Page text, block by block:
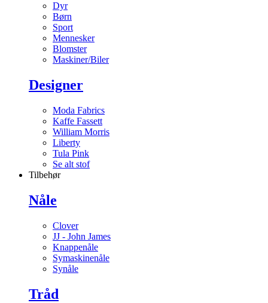
Dyr
Børn
Sport
Mennesker
Blomster
Maskiner/Biler
Designer
Moda Fabrics
Kaffe Fassett
William Morris
Liberty
Tula Pink
Se alt stof
Tilbehør
Nåle
Clover
JJ - John James
Knappenåle
Symaskinenåle
Synåle
Tråd